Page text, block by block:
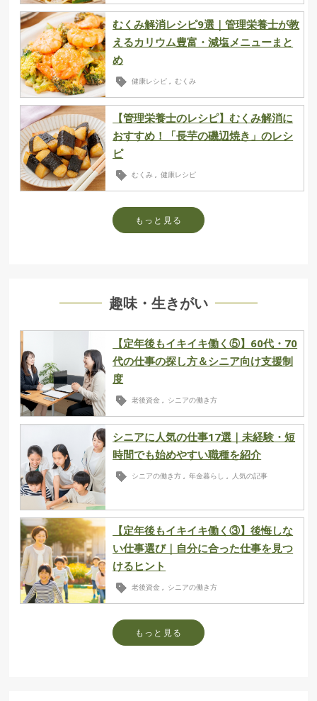
むくみ解消レシピ9選｜管理栄養士が教
えるカリウム豊富・減塩メニューまと
め
健康レシピ , むくみ
【管理栄養士のレシピ】むくみ解消に
おすすめ！「長芋の磯辺焼き」のレシ
ピ
むくみ , 健康レシピ
もっと見る
趣味・生きがい
【定年後もイキイキ働く⑤】60代・70
代の仕事の探し方＆シニア向け支援制
度
老後資金 , シニアの働き方
シニアに人気の仕事17選｜未経験・短
時間でも始めやすい職種を紹介
シニアの働き方 , 年金暮らし , 人気の記事
【定年後もイキイキ働く③】後悔しな
い仕事選び｜自分に合った仕事を見つ
けるヒント
老後資金 , シニアの働き方
もっと見る